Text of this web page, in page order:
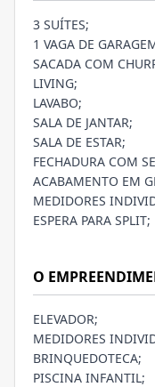
3 SUÍTES;
1 VAGA DE
SACADA COM
LIVING;
LAVABO;
SALA DE JANTAR;
SALA DE ESTAR;
FECHADURA COM
ACABAMENTO EM
MEDIDORES
ESPERA PARA SPLIT;
O
ELEVADOR;
MEDIDORES
BRINQUEDOTECA;
PISCINA INFANTIL;